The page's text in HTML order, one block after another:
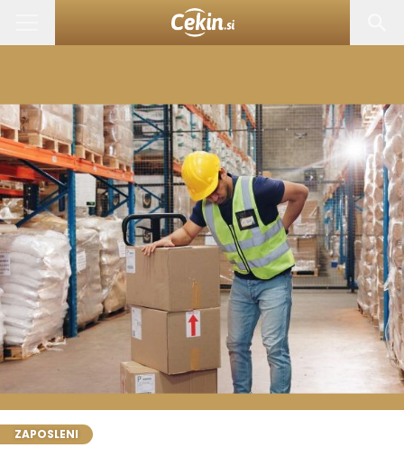
ZAPOSLENI